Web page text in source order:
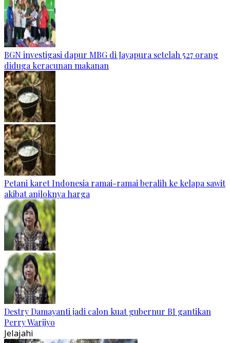
BGN investigasi dapur MBG di Jayapura setelah 527 orang
diduga keracunan makanan
Petani karet Indonesia ramai-ramai beralih ke kelapa sawit
akibat anjloknya harga
Destry Damayanti jadi calon kuat gubernur BI gantikan
Perry Warjiyo
Jelajahi